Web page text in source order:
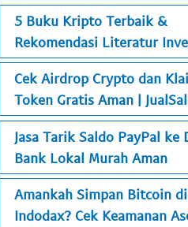
5 Buku Kripto Terbaik &
Rekomendasi Literatur
Cek Airdrop Crypto dan
Token Gratis Aman |
Jasa Tarik Saldo PayPal ke
Bank Lokal Murah Aman
Amankah Simpan Bitcoin di
Indodax? Cek Keamanan